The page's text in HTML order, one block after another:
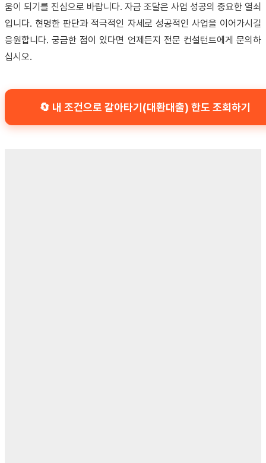
움이 되기를 진심으로 바랍니다. 자금 조달은 사업 성공의 중요한 열쇠
입니다. 현명한 판단과 적극적인 자세로 성공적인 사업을 이어가시길
응원합니다. 궁금한 점이 있다면 언제든지 전문 컨설턴트에게 문의하
십시오.
🔄 내 조건으로 갈아타기(대환대출) 한도 조회하기